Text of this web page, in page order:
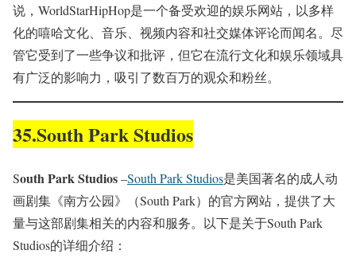
说，WorldStarHipHop是一个备受欢迎的娱乐网站，以多样
化的嘻哈文化、音乐、视频内容和社交媒体评论而闻名。尽
管它受到了一些争议和批评，但它在流行文化和娱乐领域具
有广泛的影响力，吸引了数百万的观众和粉丝。
35.South Park Studios
South Park Studios–South Park Studios是美国著名的成人动
画剧集《南方公园》（South Park）的官方网站，提供了大
量与这部剧集相关的内容和服务。以下是关于South Park
Studios的详细介绍：